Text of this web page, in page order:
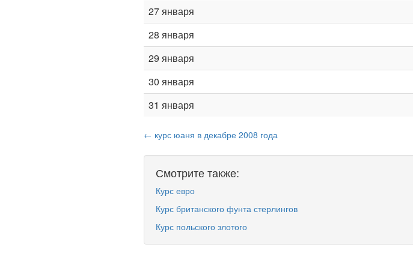
27 января
28 января
29 января
30 января
31 января
← курс юаня в декабре 2008 года
Смотрите также:
Курс евро
Курс британского фунта стерлингов
Курс польского злотого